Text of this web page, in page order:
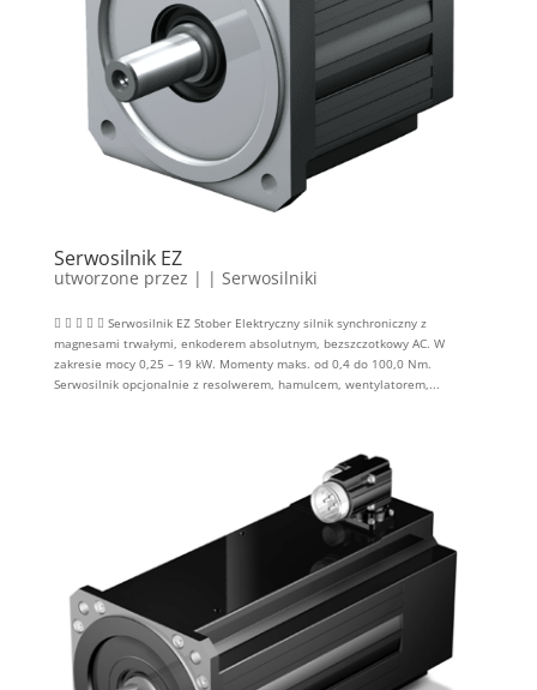
Serwosilnik EZ
utworzone przez | | Serwosilniki
     Serwosilnik EZ Stober Elektryczny silnik synchroniczny z
magnesami trwałymi, enkoderem absolutnym, bezszczotkowy AC. W
zakresie mocy 0,25 – 19 kW. Momenty maks. od 0,4 do 100,0 Nm.
Serwosilnik opcjonalnie z resolwerem, hamulcem, wentylatorem,...